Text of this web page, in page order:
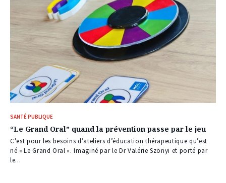
SANTÉ PUBLIQUE
“Le Grand Oral” quand la prévention passe par le jeu
C’est pour les besoins d’ateliers d’éducation thérapeutique qu’est
né « Le Grand Oral ». Imaginé par le Dr Valérie Szönyi et porté par
le...